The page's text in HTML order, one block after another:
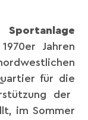
Sportanlage
Jahren
für die
der
im Sommer